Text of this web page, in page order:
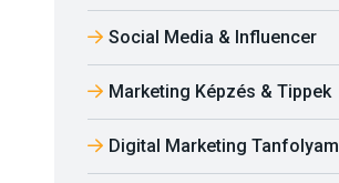
Social Media & Influencer
Marketing Képzés & Tippek
Digital Marketing Tanfolyam